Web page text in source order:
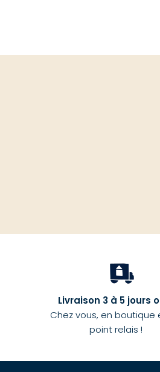
Livraison 3 à 5 jours
Chez vous, en boutique
point relais !